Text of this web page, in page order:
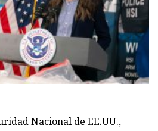
Nacional de EE.UU.,